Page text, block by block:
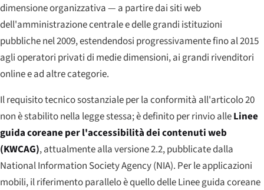
dimensione organizzativa — a partire dai siti web
dell'amministrazione centrale e delle grandi istituzioni
pubbliche nel 2009, estendendosi progressivamente fino al 2015
agli operatori privati di medie dimensioni, ai grandi rivenditori
online e ad altre categorie.
Il requisito tecnico sostanziale per la conformità all'articolo 20
non è stabilito nella legge stessa; è definito per rinvio alleLinee
guida coreane per l'accessibilità dei contenuti web
(KWCAG), attualmente alla versione 2.2, pubblicate dalla
National Information Society Agency (NIA). Per le applicazioni
mobili, il riferimento parallelo è quello delle Linee guida coreane